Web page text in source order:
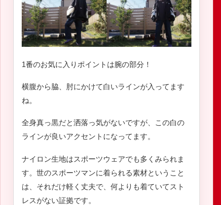
1番のお気に入りポイントは腕の部分！
横腹から脇、肘にかけて白いラインが入ってます
ね。
全身真っ黒だと洒落っ気がないですが、この白の
ラインが良いアクセントになってます。
ナイロン生地はスポーツウェアでも多くみられま
す。世のスポーツマンに着られる素材ということ
は、それだけ軽く丈夫で、何よりも着ていてスト
レスがない証拠です。